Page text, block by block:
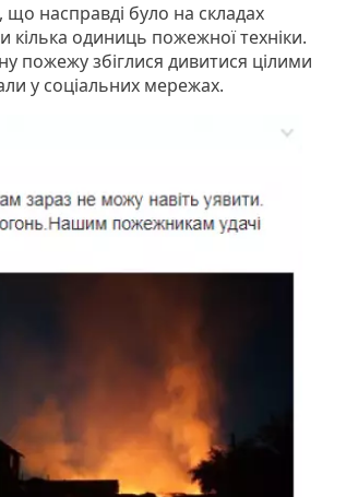
насправді було на складах
одиниць пожежної техніки.
пожежу збіглися дивитися цілими
у соціальних мережах.